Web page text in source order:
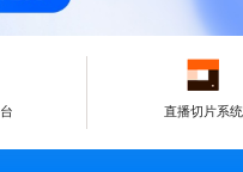
直播切片系统